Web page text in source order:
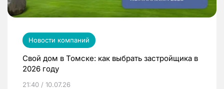
Новости компаний
Свой дом в Томске: как выбрать застройщика в
2026 году
21:40 / 10.07.26